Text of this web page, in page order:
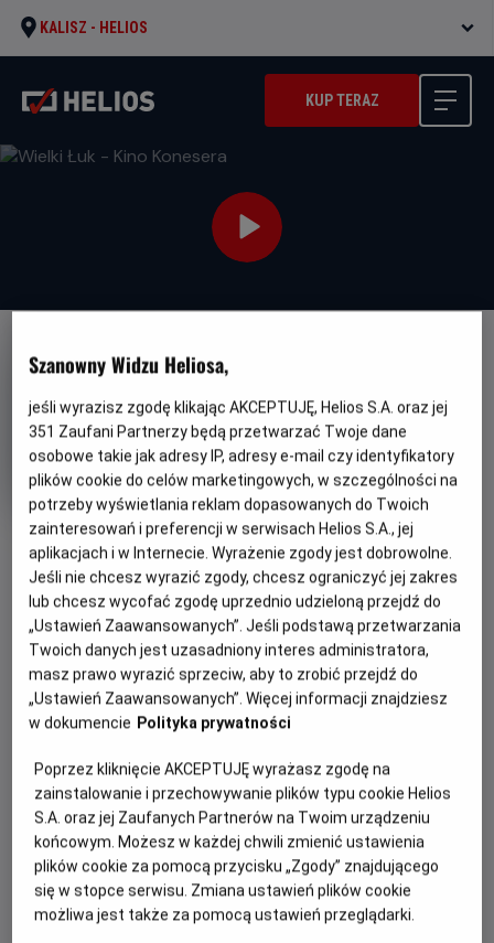
KALISZ - HELIOS
KUP TERAZ
OBSERWUJ
Wielki Łuk - Kino Konesera
Oryginalny
tytuł
L'inconnu de la Grande Arche
Gatunek
Komediodramat
Minimalny
wiek
Od 15 lat
Czas
trwania
114 min
REŻYSERIA
Stéphane Demoustier
SCENARIUSZ
Stéphane Demoustier
OBSADA
Sidse Babett Knudsen, Claes Bang, Xavier Dolan, Swann
Arlaud, Michel Fau
WIĘCEJ SZCZEGÓŁÓW
OPIS WYDARZENIA
Poruszająca i pełna humoru prawdziwa historia z
gwiazdorską obsadą.
Rok 1982, anonimowy wykładowca i pasjonat wędkarstwa w
średnim wieku, Johann Otto von Spreckelsen – sensacyjnie
wygrywa najważniejszy konkurs architektoniczny na
świecie. Teraz na oczach całego świata będzie wykuwał
swoje magnum opus – „nowy Łuk Triumfalny”, symbol
postępu, braterstwa i rodzącej się ery pokoju. Na jego
drodze stanie jednak nie tylko własna bezkompromisowość
Szanowny Widzu Heliosa,
jeśli wyrazisz zgodę klikając AKCEPTUJĘ, Helios S.A. oraz jej
351 Zaufani Partnerzy będą przetwarzać Twoje dane
osobowe takie jak adresy IP, adresy e-mail czy identyfikatory
plików cookie do celów marketingowych, w szczególności na
potrzeby wyświetlania reklam dopasowanych do Twoich
zainteresowań i preferencji w serwisach Helios S.A., jej
aplikacjach i w Internecie. Wyrażenie zgody jest dobrowolne.
Jeśli nie chcesz wyrazić zgody, chcesz ograniczyć jej zakres
lub chcesz wycofać zgodę uprzednio udzieloną przejdź do
„Ustawień Zaawansowanych”. Jeśli podstawą przetwarzania
Twoich danych jest uzasadniony interes administratora,
masz prawo wyrazić sprzeciw, aby to zrobić przejdź do
„Ustawień Zaawansowanych”. Więcej informacji znajdziesz
w dokumencie Polityka prywatności
Poprzez kliknięcie AKCEPTUJĘ wyrażasz zgodę na
zainstalowanie i przechowywanie plików typu cookie Helios
S.A. oraz jej Zaufanych Partnerów na Twoim urządzeniu
końcowym. Możesz w każdej chwili zmienić ustawienia
plików cookie za pomocą przycisku „Zgody” znajdującego
się w stopce serwisu. Zmiana ustawień plików cookie
możliwa jest także za pomocą ustawień przeglądarki.